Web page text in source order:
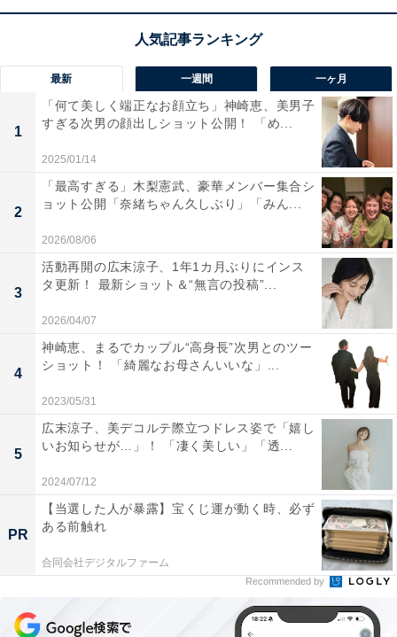
最新 一週間 一ヶ月
1
「何て美しく端正なお顔立ち」神崎恵、美男子
すぎる次男の顔出しショット公開！ 「め...
2025/01/14
2
「最高すぎる」木梨憲武、豪華メンバー集合シ
ョット公開「奈緒ちゃん久しぶり」「みん...
2026/08/06
3
活動再開の広末涼子、1年1カ月ぶりにインス
タ更新！ 最新ショット＆“無言の投稿”...
2026/04/07
4
神崎恵、まるでカップル“高身長”次男とのツー
ショット！ 「綺麗なお母さんいいな」...
2023/05/31
5
広末涼子、美デコルテ際立つドレス姿で「嬉し
いお知らせが…」！ 「凄く美しい」「透...
2024/07/12
PR
【当選した人が暴露】宝くじ運が動く時、必ず
ある前触れ
合同会社デジタルファーム
Recommended by